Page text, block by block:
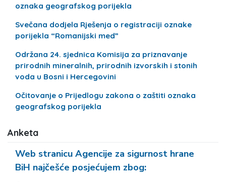
oznaka geografskog porijekla
Svečana dodjela Rješenja o registraciji oznake
porijekla “Romanijski med”
Održana 24. sjednica Komisija za priznavanje
prirodnih mineralnih, prirodnih izvorskih i stonih
voda u Bosni i Hercegovini
Očitovanje o Prijedlogu zakona o zaštiti oznaka
geografskog porijekla
Anketa
Web stranicu Agencije za sigurnost hrane
BiH najčešće posjećujem zbog: